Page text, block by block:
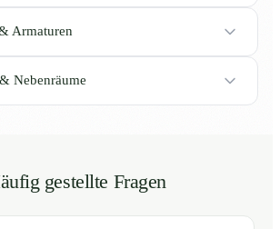
Armaturen
Nebenräume
gestellte Fragen